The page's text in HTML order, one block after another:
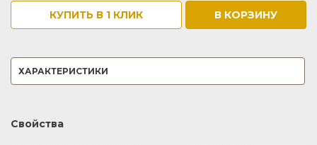
КУПИТЬ В 1 КЛИК В КОРЗИНУ
ХАРАКТЕРИСТИКИ
Свойства